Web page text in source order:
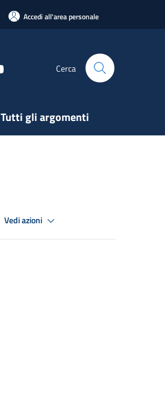
Accedi all'area personale
Cerca
Tutti gli argomenti
Vedi azioni